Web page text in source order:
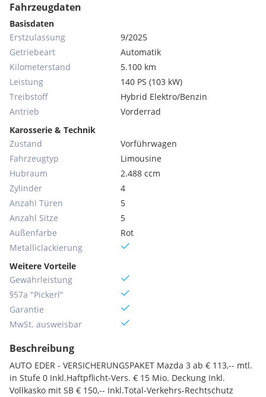
Fahrzeugdaten
Basisdaten
Erstzulassung
9/2025
Getriebeart
Automatik
Kilometerstand
5.100 km
Leistung
140 PS (103 kW)
Treibstoff
Hybrid Elektro/Benzin
Antrieb
Vorderrad
Karosserie & Technik
Zustand
Vorführwagen
Fahrzeugtyp
Limousine
Hubraum
2.488 ccm
Zylinder
4
Anzahl Türen
5
Anzahl Sitze
5
Außenfarbe
Rot
Metallic­lackierung
Weitere Vorteile
Gewährleistung
§57a "Pickerl"
Garantie
MwSt. ausweisbar
Beschreibung
AUTO EDER - VERSICHERUNGSPAKET Mazda 3 ab € 113,-- mtl.
in Stufe 0 Inkl.Haftpflicht-Vers. € 15 Mio. Deckung Inkl.
Vollkasko mit SB € 150,-- Inkl.Total-Verkehrs-Rechtschutz